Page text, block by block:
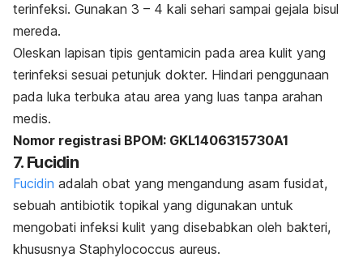
terinfeksi. Gunakan 3 – 4 kali sehari sampai gejala bisul
mereda.
Oleskan lapisan tipis gentamicin pada area kulit yang
terinfeksi sesuai petunjuk dokter. Hindari penggunaan
pada luka terbuka atau area yang luas tanpa arahan
medis.
Nomor registrasi BPOM: GKL1406315730A1
7. Fucidin
Fucidin adalah obat yang mengandung asam fusidat,
sebuah antibiotik topikal yang digunakan untuk
mengobati infeksi kulit yang disebabkan oleh bakteri,
khususnya Staphylococcus aureus.